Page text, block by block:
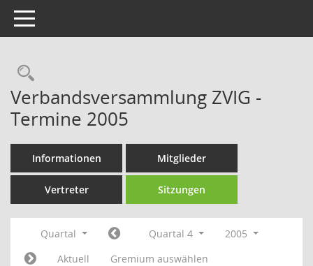
Toggle navigation
Rechercheauswahl
Verbandsversammlung ZVIG -
Termine 2005
Informationen Mitglieder
Vertreter Sitzungen
Quartal Quartal 4
2005
Aktuell
Gremium auswählen